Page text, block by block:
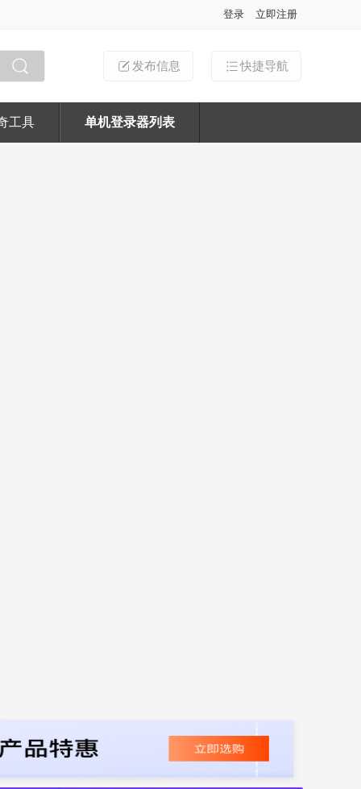
登录 立即注册
快捷导航
发布信息
工具 单机登录器列表